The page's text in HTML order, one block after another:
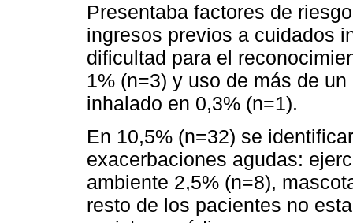
Presentaba factores de
ingresos previos a cuidados
dificultad para el
1% (n=3) y uso de más de
inhalado en 0,3% (n=1).
En 10,5% (n=32) se
exacerbaciones agudas:
ambiente 2,5% (n=8),
resto de los pacientes no